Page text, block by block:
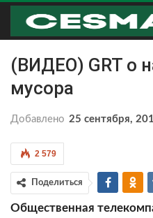
(ВИДЕО) GRT о
мусора
Добавлено 25 сентября,
2 579
Поделиться
Общественная